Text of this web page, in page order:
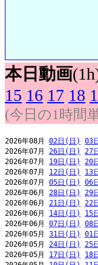
本日動画
15 16 17 18
(今日の1時間
2026年08月 02日(日) 03
2026年07月 26日(日) 27
2026年07月 19日(日) 20
2026年07月 12日(日) 13
2026年07月 05日(日) 06
2026年06月 28日(日) 29
2026年06月 21日(日) 22
2026年06月 14日(日) 15
2026年06月 07日(日) 08
2026年05月 31日(日) 01
2026年05月 24日(日) 25
2026年05月 17日(日) 18